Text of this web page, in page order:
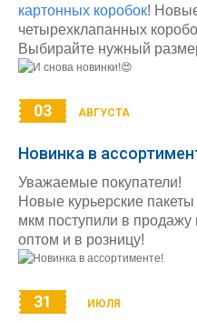
картонных коробок!
четырехклапанных
Выбирайте нужный
03 АВГУСТА
Новинка в
Уважаемые покупатели!
Новые курьерские
мкм поступили в продажу
оптом и в розницу!
31 ИЮЛЯ